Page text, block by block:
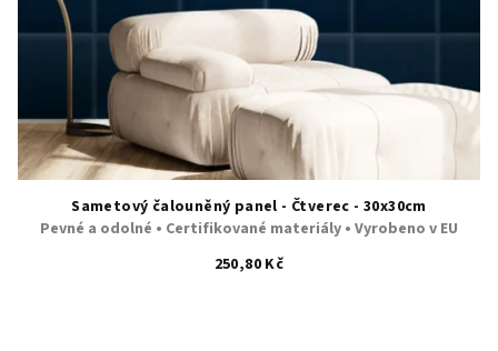
k
Sametový čalouněný panel - Čtverec - 30x30cm
Pevné a odolné • Certifikované materiály • Vyrobeno v EU
250,80 Kč